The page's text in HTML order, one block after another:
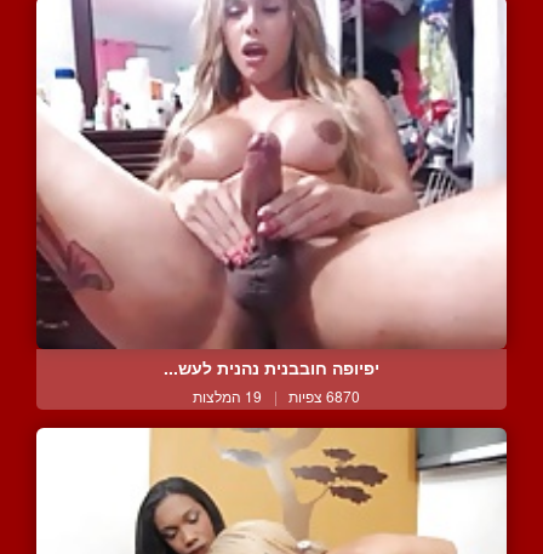
יפיופה חובבנית נהנית לעש...
6870 צפיות | 19 המלצות